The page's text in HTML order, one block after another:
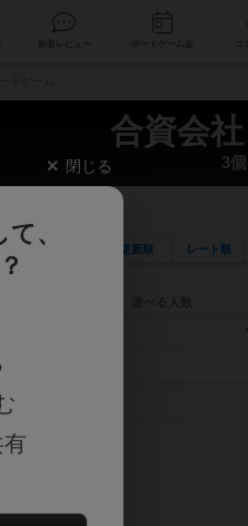
ベース
合資会
3
更新順 レート順
リーワード検索ができます。
定して検索できます。
登場人物などモチーフ・ストーリーを指定
レーバー
閉じる
、